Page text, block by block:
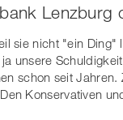
Lenzburg
sie nicht "ein
unsere
schon seit
Konservativen